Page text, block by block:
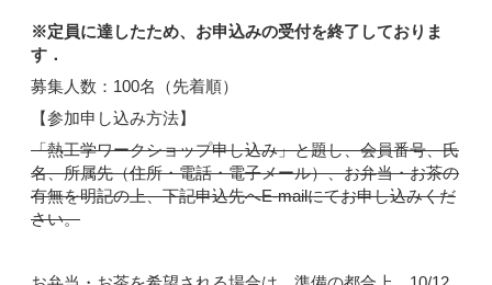
※定員に達したため、お申込みの受付を終了しておりま
す．
募集人数：100名（先着順）
【参加申し込み方法】
「熱工学ワークショップ申し込み」と題し、会員番号、氏
名、所属先（住所・電話・電子メール）、お弁当・お茶の
有無を明記の上、下記申込先へE-mailにてお申し込みくだ
さい。